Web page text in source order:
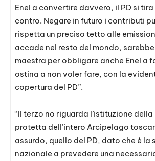
Enel a convertire davvero, il PD si
contro. Negare in futuro i contributi
rispetta un preciso tetto alle
accade nel resto del mondo,
maestra per obbligare anche Enel a
ostina a non voler fare, con la
copertura del PD”.
“Il terzo no riguarda l’istituzione
protetta dell’intero Arcipelago
assurdo, quello del PD, dato che è la
nazionale a prevedere una